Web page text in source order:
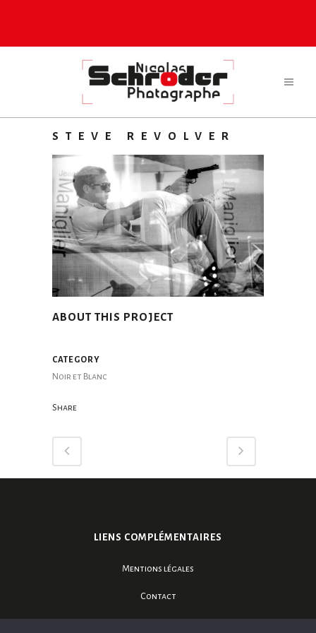
STEVE REVOLVER
ABOUT THIS PROJECT
CATEGORY
Noir et Blanc
Share
LIENS COMPLÉMENTAIRES
Mentions légales
Contact